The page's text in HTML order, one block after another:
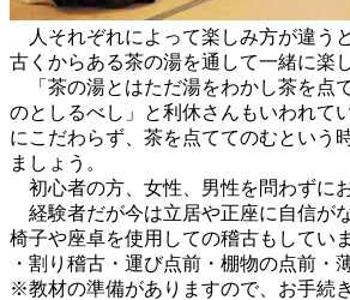
人それぞれによって楽しみ方が違う
古くからある茶の湯を通して一緒に楽
「茶の湯とはただ湯をわかし茶を点
のとしるべし」と利休さんもいわれて
にこだわらず、茶を点ててのむという
ましょう。
初心者の方、女性、男性を問わずに
経験者だが今は立居や正座に自信が
椅子や座卓を使用しての稽古もしていま
・割り稽古・運び点前・棚物の点前・
※教材の準備がありますので、お手続